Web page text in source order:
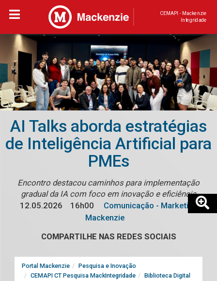
CEMAPI - Mackenzie
Integridade
AI Talks aborda estratégias
de Inteligência Artificial para
PMEs
Encontro destacou caminhos para implementação
gradual da IA com foco em inovação e eficiência
12.05.2026
16h00
Comunicação - Marketing
Mackenzie
COMPARTILHE NAS REDES SOCIAIS
Portal Mackenzie
Pesquisa e Inovação
CEMAPI CT Pesquisa MackIntegridade
Biblioteca Digital